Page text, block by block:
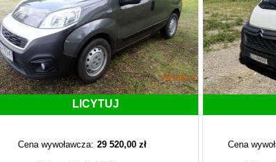
LICYTUJ
Cena wywoławcza: 29 520,00 zł Cena